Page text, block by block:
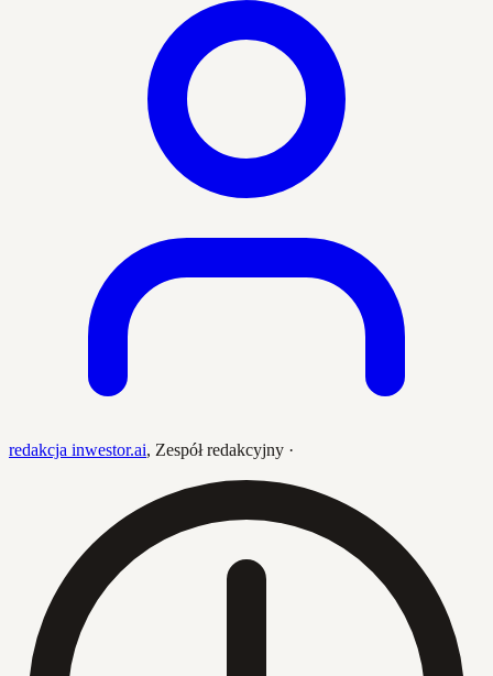
redakcja inwestor.ai, Zespół redakcyjny ·